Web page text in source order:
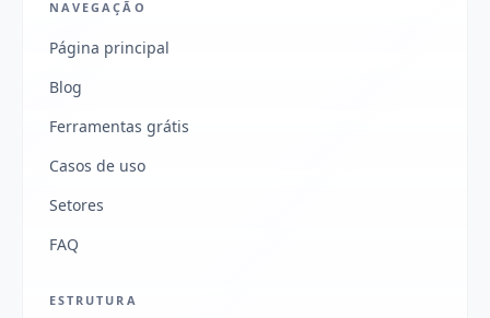
NAVEGAÇÃO
Página principal
Blog
Ferramentas grátis
Casos de uso
Setores
FAQ
ESTRUTURA